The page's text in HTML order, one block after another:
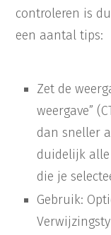
controleren is
een aantal tips:
Zet de
weergave”
dan sneller
duidelijk
die je
Gebruik: